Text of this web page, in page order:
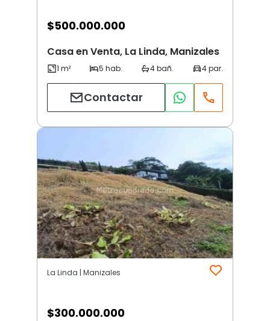
$500.000.000
Casa en Venta, La Linda, Manizales
Contactar
La Linda | Manizales
$300.000.000